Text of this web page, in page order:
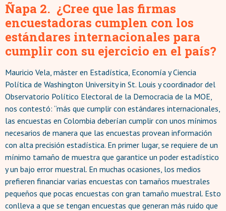
Ñapa 2. ¿Cree que las firmas
encuestadoras cumplen con los
estándares internacionales para
cumplir con su ejercicio en el país?
Mauricio Vela, máster en Estadística, Economía y Ciencia
Política de Washington University in St. Louis y coordinador del
Observatorio Político Electoral de la Democracia de la MOE,
nos contestó: “más que cumplir con estándares internacionales,
las encuestas en Colombia deberían cumplir con unos mínimos
necesarios de manera que las encuestas provean información
con alta precisión estadística. En primer lugar, se requiere de un
mínimo tamaño de muestra que garantice un poder estadístico
y un bajo error muestral. En muchas ocasiones, los medios
prefieren financiar varias encuestas con tamaños muestrales
pequeños que pocas encuestas con gran tamaño muestral. Esto
conlleva a que se tengan encuestas que generan más ruido que